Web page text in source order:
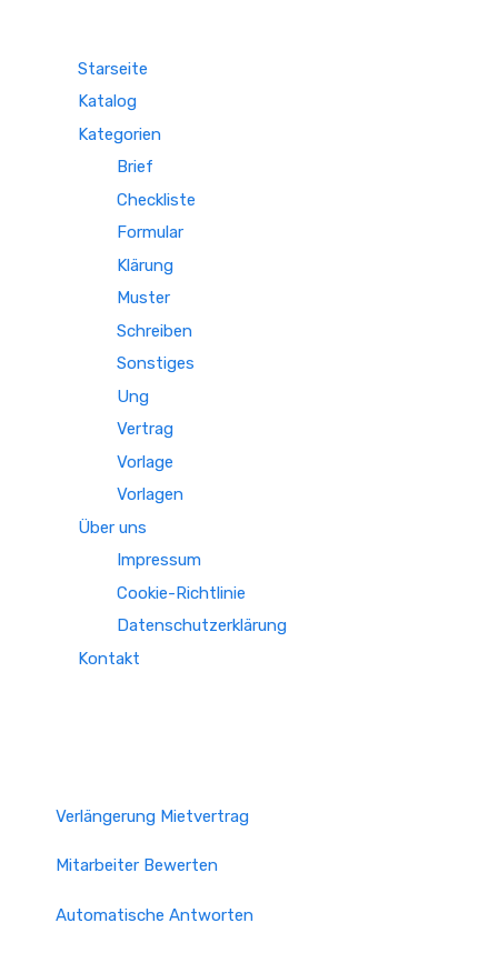
Starseite
Katalog
Kategorien
Brief
Checkliste
Formular
Klärung
Muster
Schreiben
Sonstiges
Ung
Vertrag
Vorlage
Vorlagen
Über uns
Impressum
Cookie-Richtlinie
Datenschutzerklärung
Kontakt
Verlängerung Mietvertrag
Mitarbeiter Bewerten
Automatische Antworten